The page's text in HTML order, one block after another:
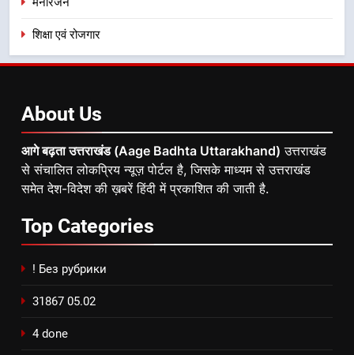
शिक्षा एवं रोजगार
About Us
आगे बढ़ता उत्तराखंड (Aage Badhta Uttarakhand) उत्तराखंड
से संचालित लोकप्रिय न्यूज़ पोर्टल है, जिसके माध्यम से उत्तराखंड
समेत देश-विदेश की ख़बरें हिंदी में प्रकाशित की जाती है.
Top Categories
! Без рубрики
31867 05.02
4 done